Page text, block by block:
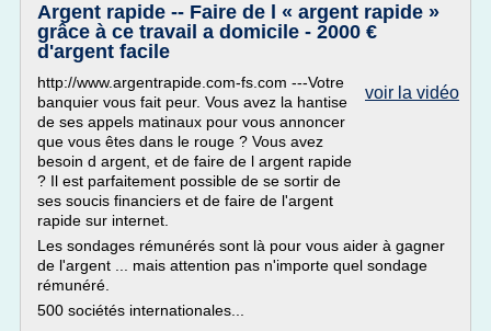
Argent rapide -- Faire de l « argent rapide »
grâce à ce travail a domicile - 2000 €
d'argent facile
voir la vidéo
http://www.argentrapide.com-fs.com ---Votre
banquier vous fait peur. Vous avez la hantise
de ses appels matinaux pour vous annoncer
que vous êtes dans le rouge ? Vous avez
besoin d argent, et de faire de l argent rapide
? Il est parfaitement possible de se sortir de
ses soucis financiers et de faire de l'argent
rapide sur internet.
Les sondages rémunérés sont là pour vous aider à gagner
de l'argent ... mais attention pas n'importe quel sondage
rémunéré.
500 sociétés internationales...